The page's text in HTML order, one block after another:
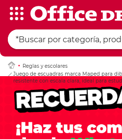
Reglas y escolares
Juego de escuadras marca Maped para
resistente con escala clara, ideal para